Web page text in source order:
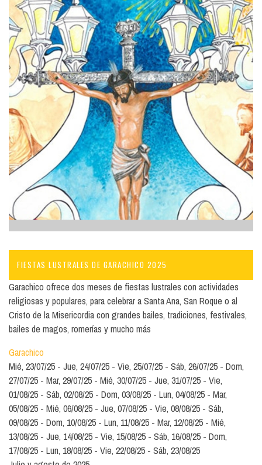
FIESTAS LUSTRALES DE GARACHICO 2025
Garachico ofrece dos meses de fiestas lustrales con actividades
religiosas y populares, para celebrar a Santa Ana, San Roque o al
Cristo de la Misericordia con grandes bailes, tradiciones, festivales,
bailes de magos, romerías y mucho más
Garachico
Mié, 23/07/25
Jue, 24/07/25 Vie, 25/07/25 Sáb, 26/07/25
Dom,
27/07/25
Mar, 29/07/25 Mié, 30/07/25 Jue, 31/07/25
Vie,
01/08/25
Sáb, 02/08/25 Dom, 03/08/25 Lun, 04/08/25
Mar,
05/08/25
Mié, 06/08/25 Jue, 07/08/25 Vie, 08/08/25
Sáb,
09/08/25
Dom, 10/08/25 Lun, 11/08/25 Mar, 12/08/25
Mié,
13/08/25
Jue, 14/08/25 Vie, 15/08/25 Sáb, 16/08/25
Dom,
17/08/25
Lun, 18/08/25 Vie, 22/08/25
Sáb, 23/08/25